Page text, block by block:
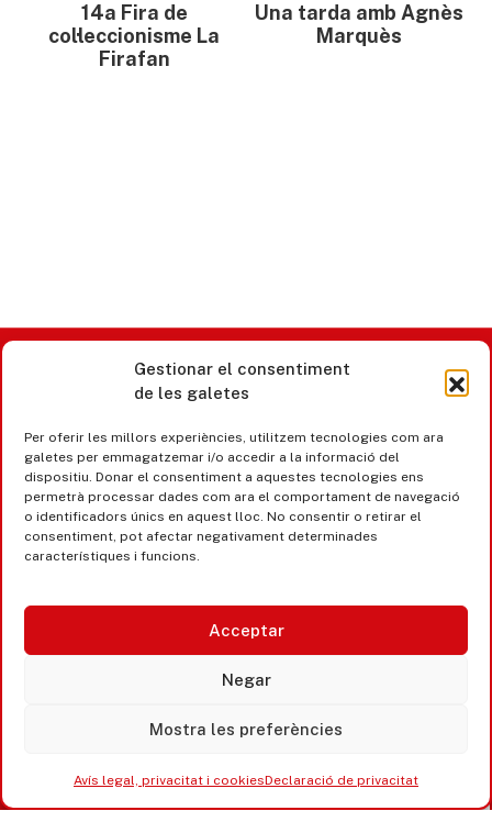
Gestionar el consentiment
de les galetes
Per oferir les millors experiències, utilitzem tecnologies com ara
galetes per emmagatzemar i/o accedir a la informació del
dispositiu. Donar el consentiment a aquestes tecnologies ens
permetrà processar dades com ara el comportament de navegació
o identificadors únics en aquest lloc. No consentir o retirar el
consentiment, pot afectar negativament determinades
característiques i funcions.
Acceptar
Negar
Mostra les preferències
Avís legal, privacitat i cookiesDeclaració de privacitat
14a Fira de
col·leccionisme La
Firafan
Una tarda amb Agnès
Marquès
Castell d’Aro · Platja d’Aro · S’Agaró
365 www.platjadaro
Avís legal, privacitat i cookies